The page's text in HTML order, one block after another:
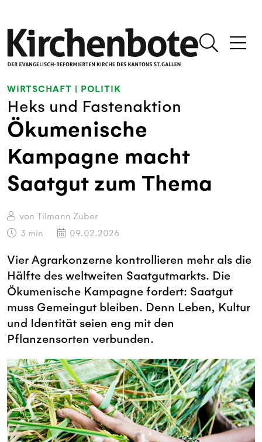
WIRTSCHAFT | POLITIK
Heks und Fastenaktion
Ökumenische
Kampagne macht
Saatgut zum Thema
von Tilmann Zuber
3 min 09.02.2026
Vier Agrarkonzerne kontrollieren mehr als die
Hälfte des weltweiten Saatgutmarkts. Die
Ökumenische Kampagne fordert: Saatgut
muss Gemeingut bleiben. Denn Leben, Kultur
und Identität seien eng mit den
Pflanzensorten verbunden.